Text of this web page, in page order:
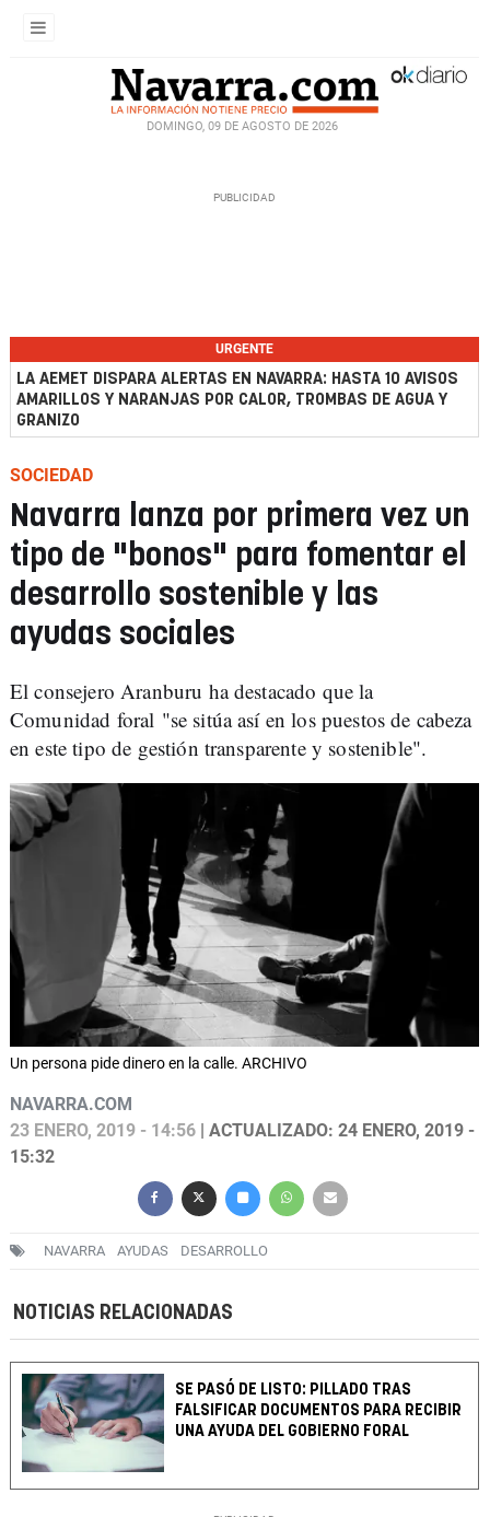
DOMINGO, 09 DE AGOSTO DE 2026
URGENTE
LA AEMET DISPARA ALERTAS EN NAVARRA: HASTA 10 AVISOS
AMARILLOS Y NARANJAS POR CALOR, TROMBAS DE AGUA Y
GRANIZO
SOCIEDAD
Navarra lanza por primera vez un
tipo de "bonos" para fomentar el
desarrollo sostenible y las
ayudas sociales
El consejero Aranburu ha destacado que la
Comunidad foral "se sitúa así en los puestos de cabeza
en este tipo de gestión transparente y sostenible".
Un persona pide dinero en la calle. ARCHIVO
NAVARRA.COM
23 ENERO, 2019 - 14:56 | ACTUALIZADO: 24 ENERO, 2019 -
15:32
NAVARRA AYUDAS DESARROLLO
NOTICIAS RELACIONADAS
SE PASÓ DE LISTO: PILLADO TRAS
FALSIFICAR DOCUMENTOS PARA RECIBIR
UNA AYUDA DEL GOBIERNO FORAL